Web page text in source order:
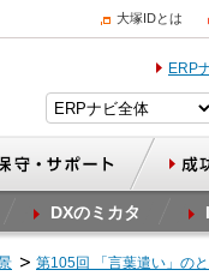
大塚IDとは
ERP
DXのミカタ
第105回 「言葉遣い」の